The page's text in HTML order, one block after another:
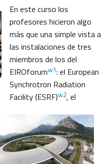
En este curso los
profesores hicieron algo
más que una simple vista a
las instalaciones de tres
miembros de los del
EIROforumw1: el European
Synchrotron Radiation
Facility (ESRF)w2, el